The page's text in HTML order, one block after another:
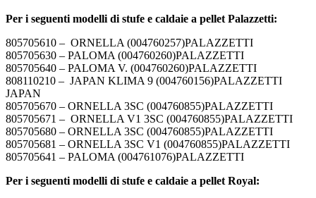
Per i seguenti modelli di stufe e caldaie a pellet Palazzetti:
805705610 – ORNELLA (004760257)PALAZZETTI
805705630 – PALOMA (004760260)PALAZZETTI
805705640 – PALOMA V. (004760260)PALAZZETTI
808110210 – JAPAN KLIMA 9 (004760156)PALAZZETTI
JAPAN
805705670 – ORNELLA 3SC (004760855)PALAZZETTI
805705671 – ORNELLA V1 3SC (004760855)PALAZZETTI
805705680 – ORNELLA 3SC (004760855)PALAZZETTI
805705681 – ORNELLA 3SC V1 (004760855)PALAZZETTI
805705641 – PALOMA (004761076)PALAZZETTI
Per i seguenti modelli di stufe e caldaie a pellet Royal: